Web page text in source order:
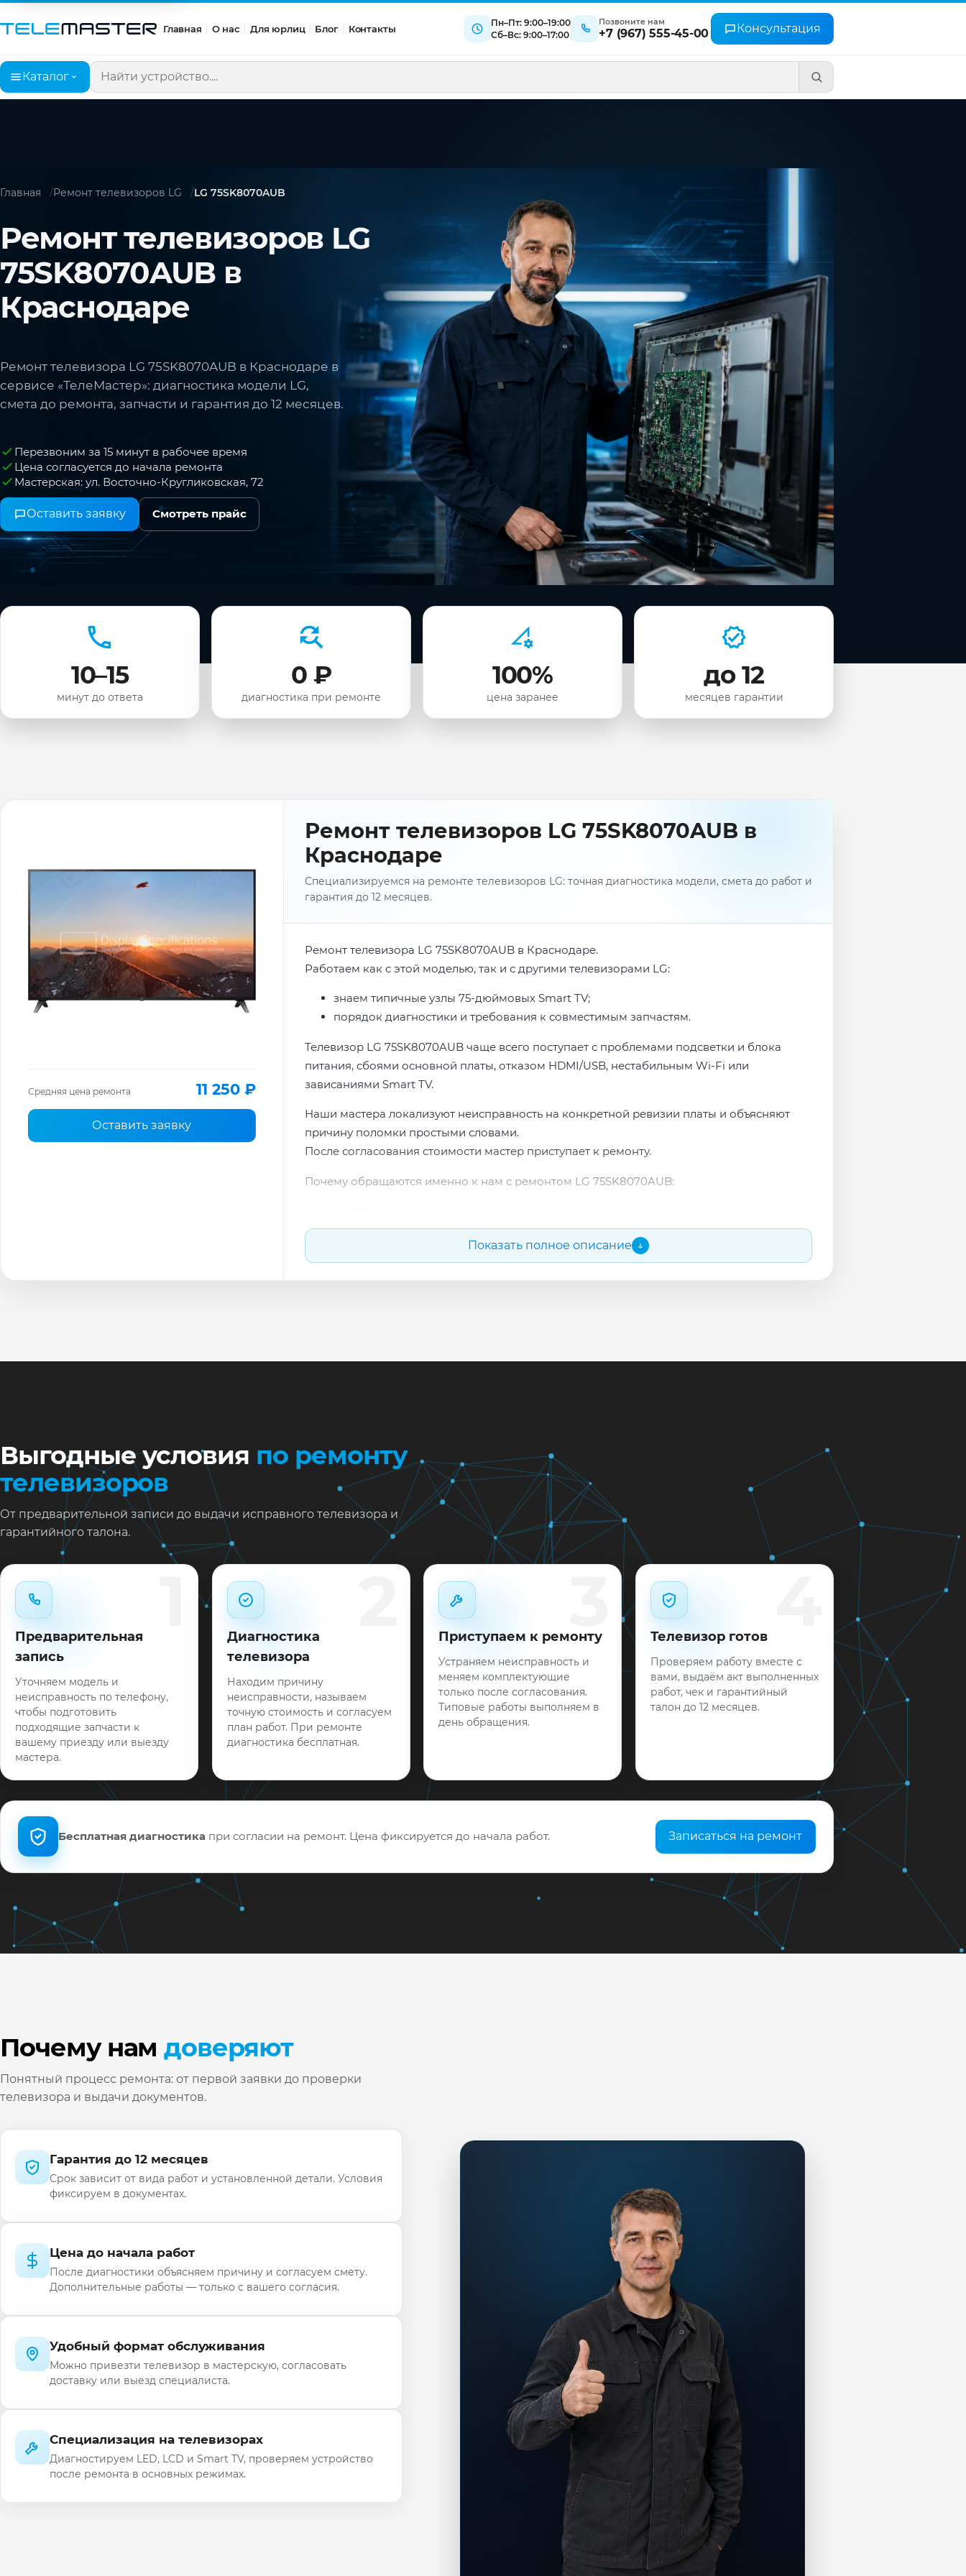
Главная О нас Для юрлиц Блог Контакты
Пн–Пт: 9:00–19:00
Сб–Вс: 9:00–17:00
Позвоните нам
+7 (967) 555-45-00 Консультация
Каталог
Поиск по сайту
Главная Ремонт телевизоров LG LG 75SK8070AUB
Ремонт телевизоров LG
75SK8070AUB в
Краснодаре
Ремонт телевизора LG 75SK8070AUB в Краснодаре в
сервисе «ТелеМастер»: диагностика модели LG,
смета до ремонта, запчасти и гарантия до 12 месяцев.
Перезвоним за 15 минут в рабочее время
Цена согласуется до начала ремонта
Мастерская: ул. Восточно-Кругликовская, 72
Оставить заявку Смотреть прайс
10–15
минут до ответа
0 ₽
диагностика при ремонте
100%
цена заранее
до 12
месяцев гарантии
Средняя цена ремонта 11 250 ₽
Оставить заявку
Ремонт телевизоров LG 75SK8070AUB в
Краснодаре
Специализируемся на ремонте телевизоров LG: точная диагностика модели, смета до работ и
гарантия до 12 месяцев.
Ремонт телевизора LG 75SK8070AUB в Краснодаре.
Работаем как с этой моделью, так и с другими телевизорами LG:
знаем типичные узлы 75-дюймовых Smart TV;
порядок диагностики и требования к совместимым запчастям.
Телевизор LG 75SK8070AUB чаще всего поступает с проблемами подсветки и блока
питания, сбоями основной платы, отказом HDMI/USB, нестабильным Wi-Fi или
зависаниями Smart TV.
Наши мастера локализуют неисправность на конкретной ревизии платы и объясняют
причину поломки простыми словами.
После согласования стоимости мастер приступает к ремонту.
Почему обращаются именно к нам с ремонтом LG 75SK8070AUB:
опыт по бренду LG;
прозрачная смета до начала работ;
подбор проверенных комплектующих.
Оставьте заявку или позвоните: укажите симптомы — подскажем ориентир по сроку и
Показать полное описание ↓
Выгодные условия по ремонту
телевизоров
От предварительной записи до выдачи исправного телевизора и
гарантийного талона.
Предварительная
запись
Уточняем модель и
неисправность по телефону,
чтобы подготовить
подходящие запчасти к
вашему приезду или выезду
мастера.
Диагностика
телевизора
Находим причину
неисправности, называем
точную стоимость и согласуем
план работ. При ремонте
диагностика бесплатная.
Приступаем к ремонту
Устраняем неисправность и
меняем комплектующие
только после согласования.
Типовые работы выполняем в
день обращения.
Телевизор готов
Проверяем работу вместе с
вами, выдаём акт выполненных
работ, чек и гарантийный
талон до 12 месяцев.
Бесплатная диагностика при согласии на ремонт. Цена фиксируется до начала работ. Записаться на ремонт
Почему намдоверяют
Понятный процесс ремонта: от первой заявки до проверки
телевизора и выдачи документов.
Гарантия до 12 месяцев
Срок зависит от вида работ и установленной детали. Условия
фиксируем в документах.
Цена до начала работ
После диагностики объясняем причину и согласуем смету.
Дополнительные работы — только с вашего согласия.
Удобный формат обслуживания
Можно привезти телевизор в мастерскую, согласовать
доставку или выезд специалиста.
Специализация на телевизорах
Диагностируем LED, LCD и Smart TV, проверяем устройство
после ремонта в основных режимах.